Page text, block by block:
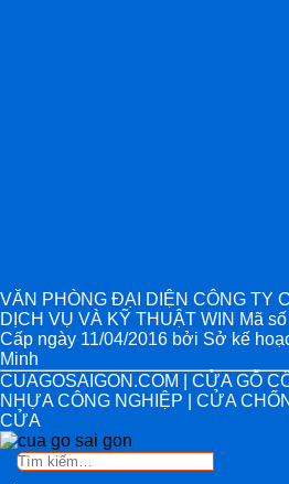
VĂN PHÒNG ĐẠI DIỆN CÔNG TY
DỊCH VỤ VÀ KỸ THUẬT WIN Mã
Cấp ngày 11/04/2016 bởi Sở kế
Minh
CUAGOSAIGON.COM | CỬA GỖ
NHỰA CÔNG NGHIỆP | CỬA
CỬA
Tìm